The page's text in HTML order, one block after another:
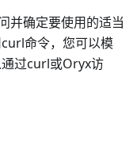
并确定要使用的适当
命令，您可以模
过curl或Oryx访